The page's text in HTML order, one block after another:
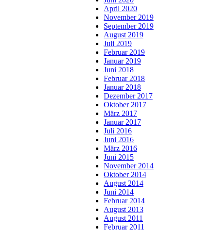
April 2020
November 2019
September 2019
August 2019
Juli 2019
Februar 2019
Januar 2019
Juni 2018
Februar 2018
Januar 2018
Dezember 2017
Oktober 2017
März 2017
Januar 2017
Juli 2016
Juni 2016
März 2016
Juni 2015
November 2014
Oktober 2014
August 2014
Juni 2014
Februar 2014
August 2013
August 2011
Februar 2011